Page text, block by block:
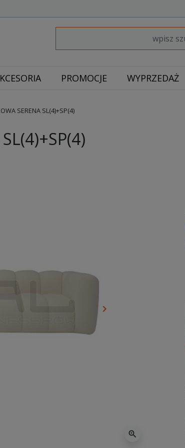
PROMOCJE WYPRZEDAŻ
SERENA SL(4)+SP(4)
Następny
keyboard_arrow_right
zoom_in